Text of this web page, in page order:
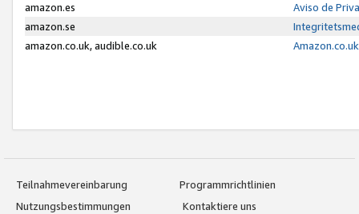
amazon.es
Aviso de
amazon.se
amazon.co.uk, audible.co.uk
Teilnahmevereinbarung
Programmrichtlinien
Nutzungsbestimmungen
Kontaktiere uns